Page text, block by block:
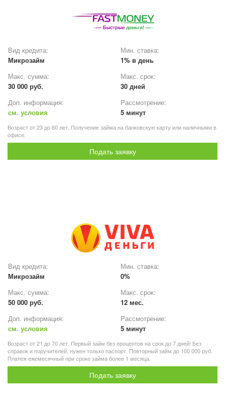
Вид кредита:
Микрозайм
Мин. ставка:
1% в день
Макс. сумма:
30 000 руб.
Макс. срок:
30 дней
Доп. информация:
см. условия
Рассмотрение:
5 минут
Возраст от 23 до 60 лет. Получение займа на банковскую карту или наличными в
офисе.
Подать заявку
Вид кредита:
Микрозайм
Мин. ставка:
0%
Макс. сумма:
50 000 руб.
Макс. срок:
12 мес.
Доп. информация:
см. условия
Рассмотрение:
5 минут
Возраст от 21 до 70 лет. Первый займ без процентов на срок до 7 дней! Без
справок и поручителей, нужен только паспорт. Повторный займ до 100 000 руб.
Платеж ежемесячный при сроке займа более 1 месяца.
Подать заявку